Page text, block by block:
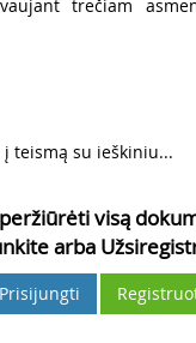
trečiam
į teismą su ieškiniu...
visą
arba
Prisijungti